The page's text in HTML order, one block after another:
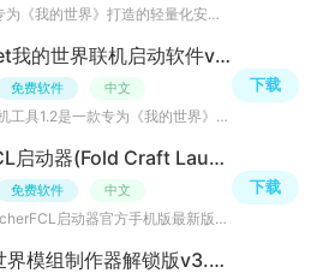
Boat启动器是专为《我的世界》打造的轻量化安卓辅助工具，它以一站式游戏辅助为核心，免费整合海量模组、材
EnchantNet我的世界联机启动软件v1.2.0 最新版
免费软件 中文
EnchantNet联机工具1.2是一款专为《我的世界》打造的启动器与辅助平台。该软件能够帮助玩家一键启动各种不同
下载
我的世界FCL启动器(Fold Craft Launcher)1.3.1.9 官方正版
免费软件 中文
FoldCraftLauncherFCL启动器官方手机版最新版是一款专为Minecraft玩家设计的启动器，它提供了丰富的游戏资源
下载
MAM我的世界模组制作器解锁版v3.8.4安卓版